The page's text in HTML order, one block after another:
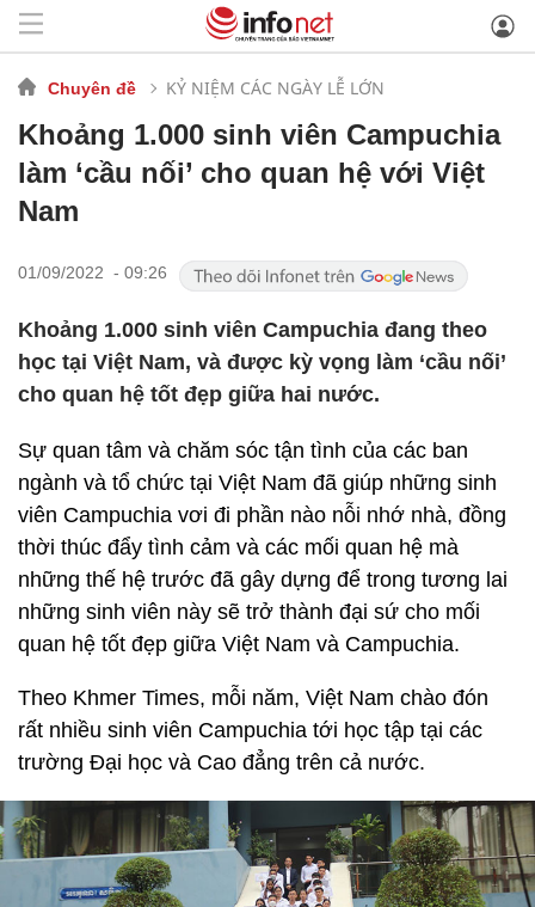
Chuyên đề KỶ NIỆM CÁC NGÀY LỄ LỚN
Khoảng 1.000 sinh viên Campuchia
làm ‘cầu nối’ cho quan hệ với Việt
Nam
01/09/2022 - 09:26
Khoảng 1.000 sinh viên Campuchia đang theo
học tại Việt Nam, và được kỳ vọng làm ‘cầu nối’
cho quan hệ tốt đẹp giữa hai nước.
Sự quan tâm và chăm sóc tận tình của các ban
ngành và tổ chức tại Việt Nam đã giúp những sinh
viên Campuchia vơi đi phần nào nỗi nhớ nhà, đồng
thời thúc đẩy tình cảm và các mối quan hệ mà
những thế hệ trước đã gây dựng để trong tương lai
những sinh viên này sẽ trở thành đại sứ cho mối
quan hệ tốt đẹp giữa Việt Nam và Campuchia.
Theo Khmer Times, mỗi năm, Việt Nam chào đón
rất nhiều sinh viên Campuchia tới học tập tại các
trường Đại học và Cao đẳng trên cả nước.